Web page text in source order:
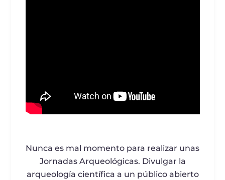
Nunca es mal momento para realizar unas
Jornadas Arqueológicas. Divulgar la
arqueología científica a un público abierto